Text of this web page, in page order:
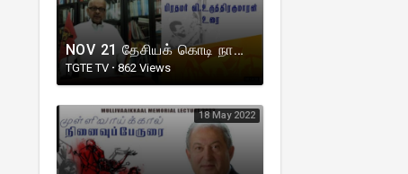
NOV 21 தேசியக் கொடி நாள் I பிரதமர் வி.உருத்திரகுமாரன் I நாடுகடந்த தமிழீழ அரசாங்கம் I TGTE
TGTE TV ·862 Views
18 May 2022